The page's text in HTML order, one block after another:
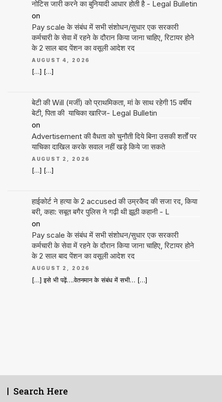
नोटिस जारी करने का बुनियादी आधार होती है - Legal Bulletin
on
Pay scale के संबंध में सभी संशोधन/सुधार एक सरकारी
कर्मचारी के सेवा में रहने के दौरान किया जाना चाहिए, रिटायर होने
के 2 साल बाद पेंशन का वसूली आदेश रद
AUGUST 4, 2026
[…] […]
बेटी की Will (मर्जी) को प्राथमिकता, मां के साथ रहेगी 15 वर्षीय
बेटी, पिता की याचिका खारिज- Legal Bulletin
on
Advertisement की वैधता को चुनौती दिये बिना उसकी शर्तों पर
याचिका दाखिल करके सवाल नहीं खड़े किये जा सकते
AUGUST 2, 2026
[…] […]
हाईकोर्ट ने हत्या के 2 accused की उम्रकैद की सजा रद, किया
बरी, कहा: सबूत बगैर पुलिस ने गढ़ी थी झूठी कहानी - L
on
Pay scale के संबंध में सभी संशोधन/सुधार एक सरकारी
कर्मचारी के सेवा में रहने के दौरान किया जाना चाहिए, रिटायर होने
के 2 साल बाद पेंशन का वसूली आदेश रद
AUGUST 2, 2026
[…] इसे भी पढ़ें….वेतनमान के संबंध में सभी… […]
Search Here